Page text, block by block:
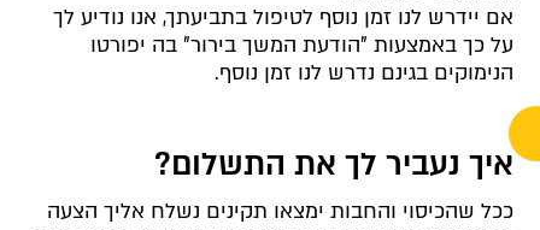
אם יידרש לנו זמן נוסף לטיפול בתביעתך, אנו נודיע לך
על כך באמצעות "הודעת המשך בירור" בה יפורטו
הנימוקים בגינם נדרש לנו זמן נוסף.
איך נעביר לך את התשלום?
ככל שהכיסוי והחבות ימצאו תקינים נשלח אליך הצעה